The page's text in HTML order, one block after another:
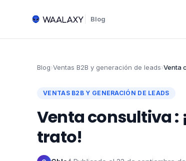
Blog
Blog›Ventas B2B y generación de leads›Venta
VENTAS B2B Y GENERACIÓN DE LEADS
Venta consultiva :
trato!